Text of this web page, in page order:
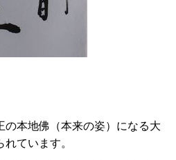
の本地佛（本来の姿）になる大
ています。